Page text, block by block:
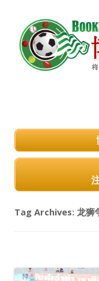
Tag Archives: 龙狮